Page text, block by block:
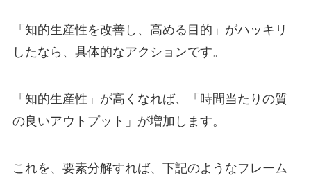
「知的生産性を改善し、高める目的」がハッキリ
したなら、具体的なアクションです。
「知的生産性」が高くなれば、「時間当たりの質
の良いアウトプット」が増加します。
これを、要素分解すれば、下記のようなフレーム